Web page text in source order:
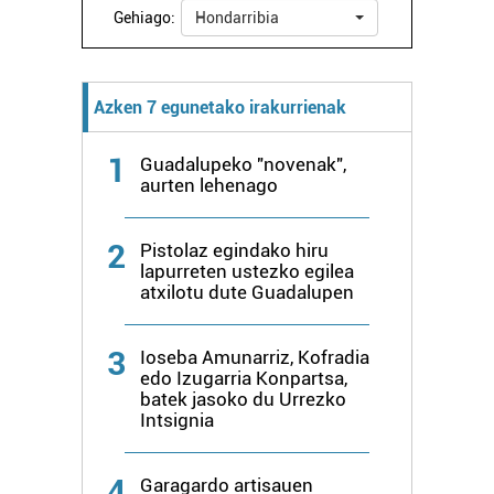
Webgune honek cookie propioak eta hirugarrenen cookie-
zerbitzuak hobetzeko asmoz, cookie teknologiaz
baliatzen gara. Ohar hau onartuz gero, teknologia hori
Gehiago: Hondarribia
Azken 7 egunetako irakurrienak
1
Guadalupeko "novenak",
aurten lehenago
2
Pistolaz egindako hiru
lapurreten ustezko egilea
atxilotu dute Guadalupen
3
Ioseba Amunarriz, Kofradia
edo Izugarria Konpartsa,
batek jasoko du Urrezko
Intsignia
Garagardo artisauen